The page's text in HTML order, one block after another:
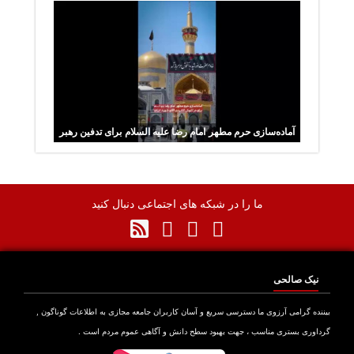
آماده‌سازی حرم مطهر امام رضا علیه السلام برای تدفین رهبر
ما را در شبکه های اجتماعی دنبال کنید
نیک صالحی
گرامی آرزوی ما دسترسی سریع و آسان کاربران جامعه مجازی به اطلاعات گوناگون ,
بستری مناسب ، جهت بهبود سطح دانش و آگاهی عموم مردم است .